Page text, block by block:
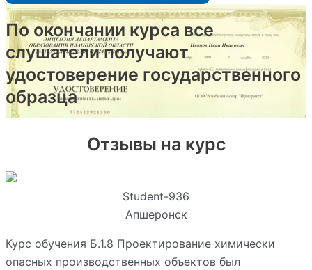
По окончании курса все
слушатели получают
удостоверение государственного
образца
Отзывы на курс
Student-936
Апшеронск
Курс обучения Б.1.8 Проектирование химически
опасных производственных объектов был